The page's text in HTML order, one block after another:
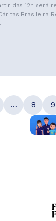
das 12h será
Brasileira
… 8 9